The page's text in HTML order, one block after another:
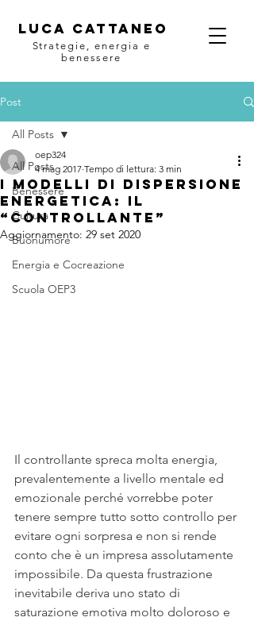
Luca Cattaneo
Strategie, energia e
benessere
Post
All Posts
Benessere
Cultura
Buonumore
Energia e Cocreazione
Scuola OEP3
All Posts
I modelli di dispersione
energetica: Il
“controllante”
oep324
4 mag 2017 Tempo di lettura: 3 min
Aggiornamento: 29 set 2020
Il controllante spreca molta energia,
prevalentemente a livello mentale ed
emozionale perché vorrebbe poter
tenere sempre tutto sotto controllo per
evitare ogni sorpresa e non si rende
conto che è un impresa assolutamente
impossibile. Da questa frustrazione
inevitabile deriva uno stato di
saturazione emotiva molto doloroso e